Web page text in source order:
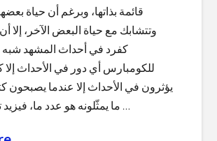
قائمة بذاتها، وبرغم أن حياة
وتتشابك مع حياة البعض الآخر، إلا
كفرد في أحداث المشهد
للكومبارس أي دور في الأحداث
يؤثرون في الأحداث إلا عندما يصبحون
ما يمثّلونه هو عدد ما، فيزيد تأثيرهم أو يقل …